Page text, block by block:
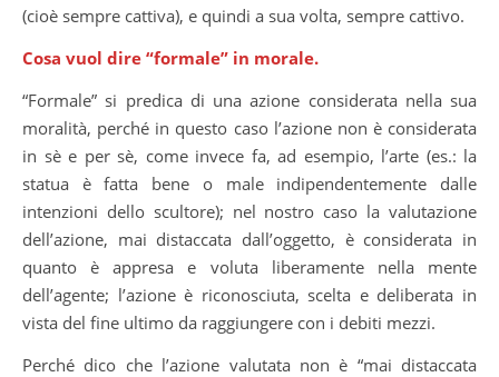
(cioè sempre cattiva), e quindi a sua volta, sempre cattivo.
Cosa vuol dire “formale” in morale.
“Formale” si predica di una azione considerata nella sua
moralità, perché in questo caso l’azione non è considerata
in sè e per sè, come invece fa, ad esempio, l’arte (es.: la
statua è fatta bene o male indipendentemente dalle
intenzioni dello scultore); nel nostro caso la valutazione
dell’azione, mai distaccata dall’oggetto, è considerata in
quanto è appresa e voluta liberamente nella mente
dell’agente; l’azione è riconosciuta, scelta e deliberata in
vista del fine ultimo da raggiungere con i debiti mezzi.
Perché dico che l’azione valutata non è “mai distaccata